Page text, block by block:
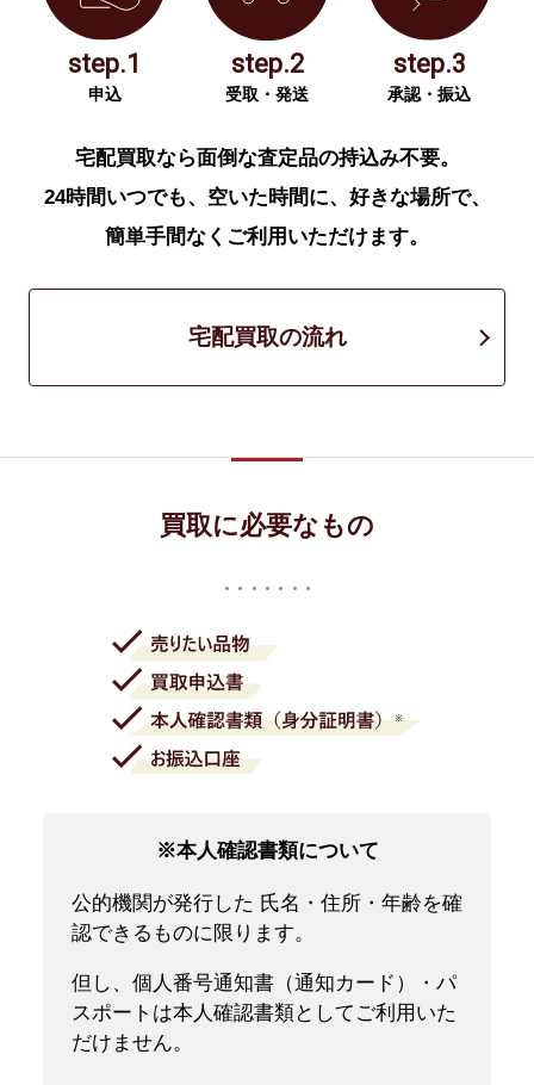
step.1
申込
step.2
受取・発送
step.3
承認・振込
宅配買取なら面倒な査定品の持込み不要。
24時間いつでも、空いた時間に、好きな場所で、
簡単手間なくご利用いただけます。
宅配買取の流れ
買取に必要なもの
※本人確認書類について
公的機関が発行した 氏名・住所・年齢を確
認できるものに限ります。
但し、個人番号通知書（通知カード）・パ
スポートは本人確認書類としてご利用いた
だけません。